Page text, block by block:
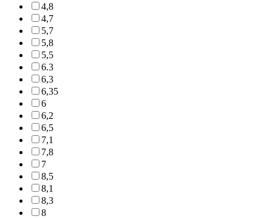
4,8
4,7
5,7
5,8
5,5
6.3
6,3
6,35
6
6,2
6,5
7,1
7,8
7
8,5
8,1
8,3
8